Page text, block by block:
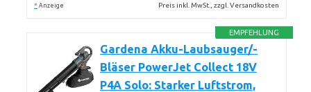
* Anzeige Preis inkl. MwSt., zzgl. Versandkosten
EMPFEHLUNG
Gardena Akku-Laubsauger/-
Bläser PowerJet Collect 18V
P4A Solo: Starker Luftstrom,